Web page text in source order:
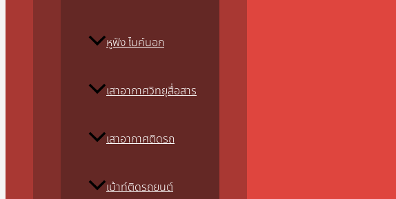
หูฟัง ไมค์นอก
เสาอากาศวิทยุสื่อสาร
เสาอากาศติดรถ
เม้าท์ติดรถยนต์